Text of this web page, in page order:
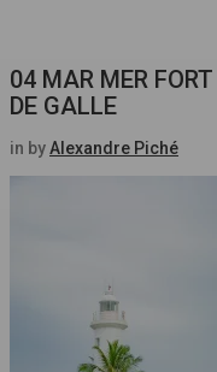
04 MAR MER
DE GALLE
in byAlexandre Piché